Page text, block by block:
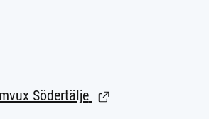
Södertälje (Länk till extern sida.)